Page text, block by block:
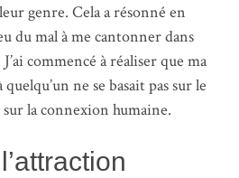
genre. Cela a résonné en
du mal à me cantonner dans
commencé à réaliser que ma
quelqu’un ne se basait pas sur le
sur la connexion humaine.